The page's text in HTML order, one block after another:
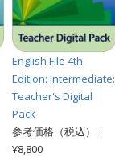
English File 4th
Edition: Intermediate:
Teacher's Digital
Pack
参考価格（税込）:
¥8,800